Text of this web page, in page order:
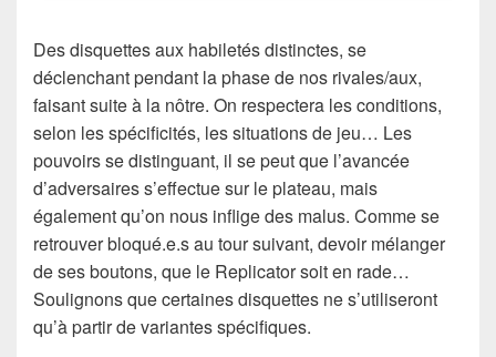
Des disquettes aux habiletés distinctes, se
déclenchant pendant la phase de nos rivales/aux,
faisant suite à la nôtre. On respectera les conditions,
selon les spécificités, les situations de jeu… Les
pouvoirs se distinguant, il se peut que l’avancée
d’adversaires s’effectue sur le plateau, mais
également qu’on nous inflige des malus. Comme se
retrouver bloqué.e.s au tour suivant, devoir mélanger
de ses boutons, que le Replicator soit en rade…
Soulignons que certaines disquettes ne s’utiliseront
qu’à partir de variantes spécifiques.